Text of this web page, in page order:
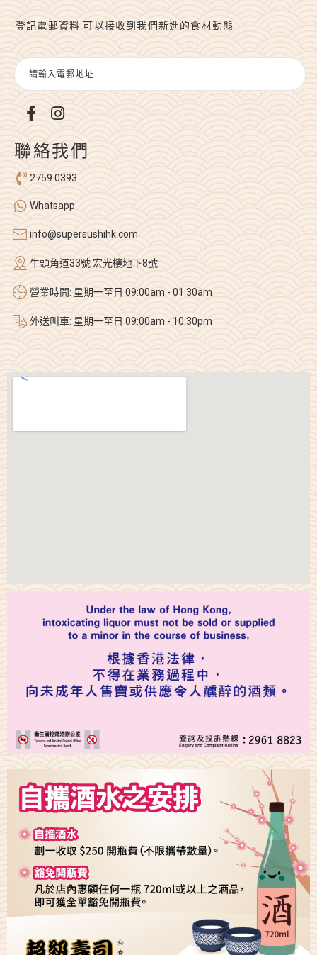
登記電郵資料,可以接收到我們新進的食材動態
聯絡我們
2759 0393
Whatsapp
info@supersushihk.com
牛頭角道33號 宏光樓地下8號
營業時間: 星期一至日 09:00am - 01:30am
外送叫車: 星期一至日 09:00am - 10:30pm